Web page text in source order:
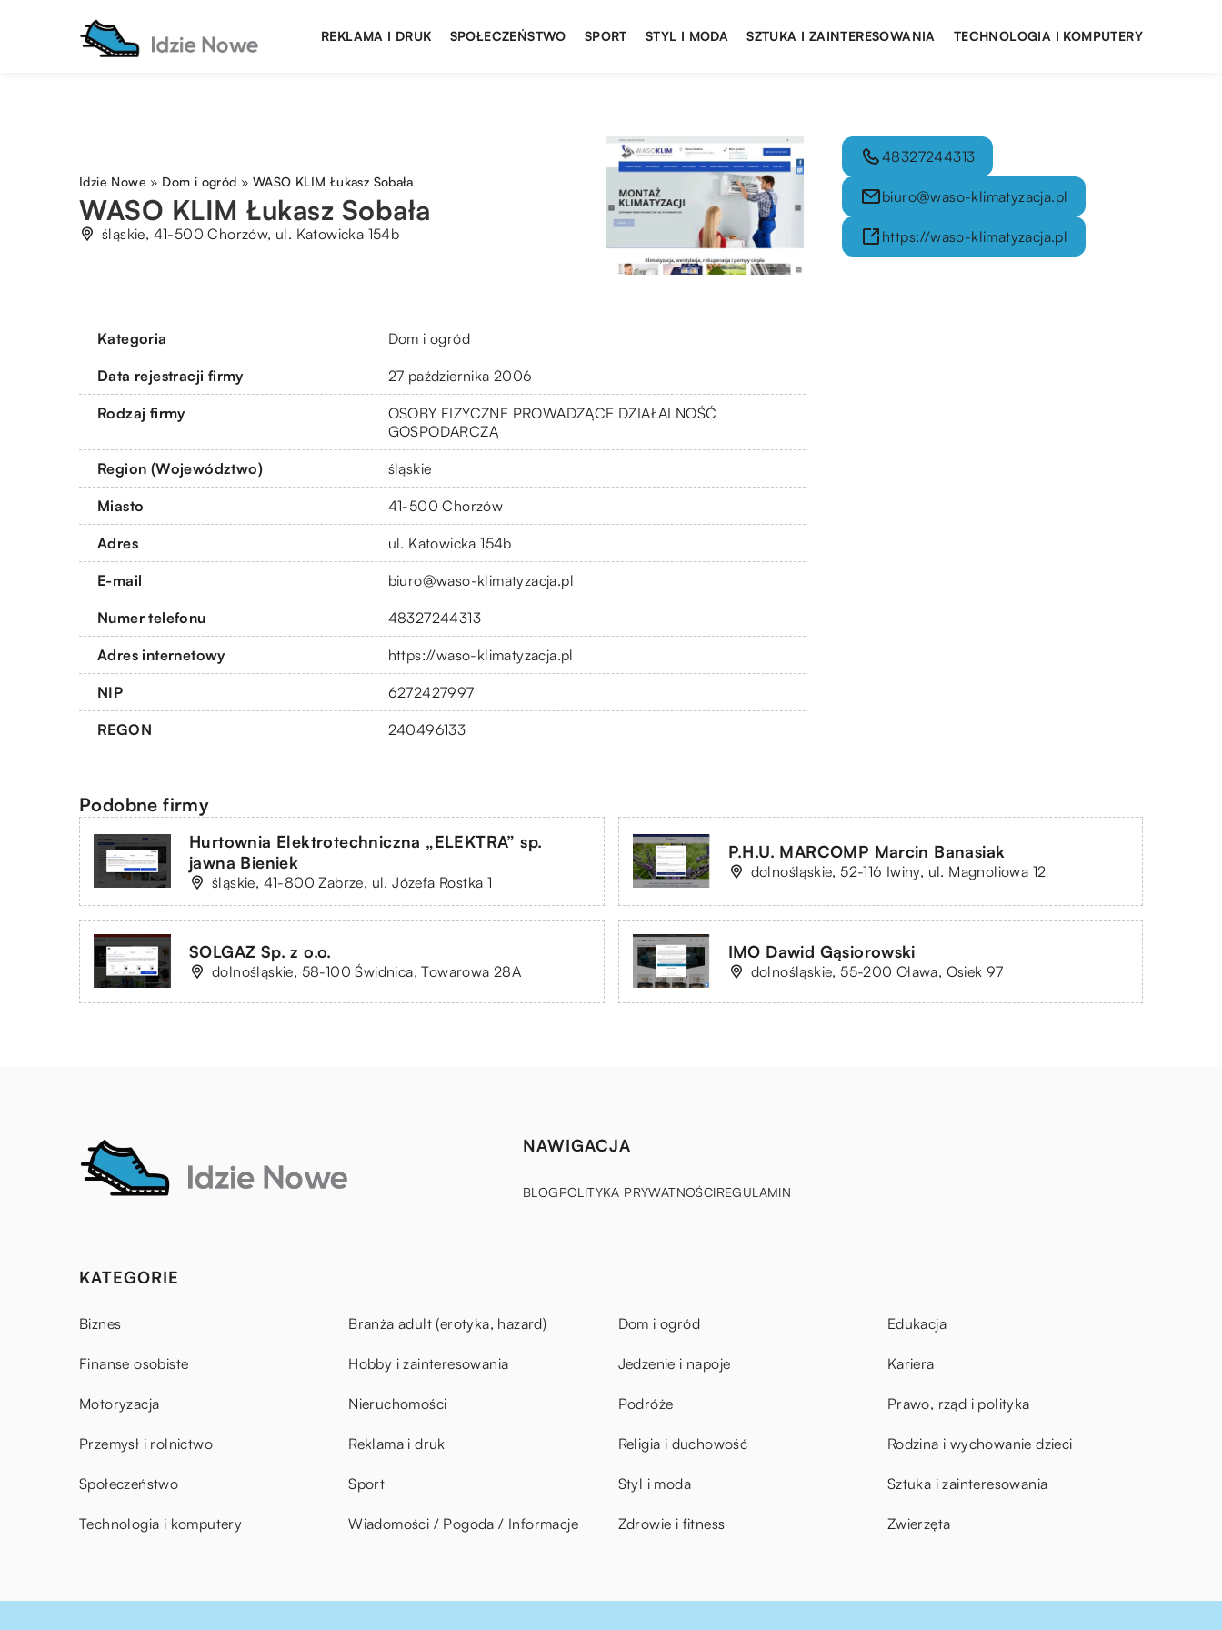
REKLAMA I DRUK SPOŁECZEŃSTWO SPORT STYL I MODA SZTUKA I ZAINTERESOWANIA TECHNOLOGIA I KOMPUTERY
Idzie Nowe » Dom i ogród » WASO KLIM Łukasz Sobała
WASO KLIM Łukasz Sobała
śląskie, 41-500 Chorzów, ul. Katowicka 154b
Kategoria Dom i ogród
Data rejestracji firmy 27 października 2006
Rodzaj firmy
OSOBY FIZYCZNE PROWADZĄCE DZIAŁALNOŚĆ
GOSPODARCZĄ
Region (Województwo) śląskie
Miasto 41-500 Chorzów
Adres ul. Katowicka 154b
E-mail biuro@waso-klimatyzacja.pl
Numer telefonu 48327244313
Adres internetowy https://waso-klimatyzacja.pl
NIP 6272427997
REGON 240496133
48327244313
biuro@waso-klimatyzacja.pl
https://waso-klimatyzacja.pl
Podobne firmy
Hurtownia Elektrotechniczna „ELEKTRA” sp.
jawna Bieniek
śląskie, 41-800 Zabrze, ul. Józefa Rostka 1
P.H.U. MARCOMP Marcin Banasiak
dolnośląskie, 52-116 Iwiny, ul. Magnoliowa 12
SOLGAZ Sp. z o.o.
dolnośląskie, 58-100 Świdnica, Towarowa 28A
IMO Dawid Gąsiorowski
dolnośląskie, 55-200 Oława, Osiek 97
NAWIGACJA
BLOGPOLITYKA PRYWATNOŚCIREGULAMIN
KATEGORIE
Biznes Branża adult (erotyka, hazard) Dom i ogród Edukacja
Finanse osobiste Hobby i zainteresowania Jedzenie i napoje Kariera
Motoryzacja Nieruchomości Podróże Prawo, rząd i polityka
Przemysł i rolnictwo Reklama i druk Religia i duchowość Rodzina i wychowanie dzieci
Społeczeństwo Sport Styl i moda Sztuka i zainteresowania
Technologia i komputery Wiadomości / Pogoda / Informacje Zdrowie i fitness Zwierzęta